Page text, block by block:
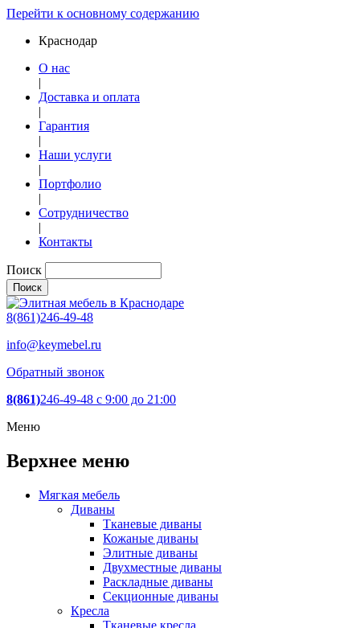
Перейти к основному содержанию
Краснодар
О нас
|
Доставка и оплата
|
Гарантия
|
Наши услуги
|
Портфолио
|
Сотрудничество
|
Контакты
Поиск
8(861)246-49-48
info@keymebel.ru
Обратный звонок
8(861)246-49-48 c 9:00 до 21:00
Меню
Верхнее меню
Мягкая мебель
Диваны
Тканевые диваны
Кожаные диваны
Элитные диваны
Двухместные диваны
Раскладные диваны
Секционные диваны
Кресла
Тканевые кресла